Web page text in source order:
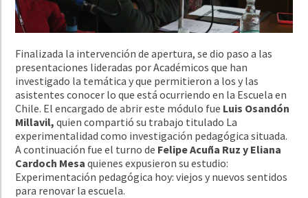
Finalizada la intervención de apertura, se dio paso a las
presentaciones lideradas por Académicos que han
investigado la temática y que permitieron a los y las
asistentes conocer lo que está ocurriendo en la Escuela en
Chile. El encargado de abrir este módulo fue Luis Osandón
Millavil, quien compartió su trabajo titulado La
experimentalidad como investigación pedagógica situada.
A continuación fue el turno de Felipe Acuña Ruz y Eliana
Cardoch Mesaquienes expusieron su estudio:
Experimentación pedagógica hoy: viejos y nuevos sentidos
para renovar la escuela.